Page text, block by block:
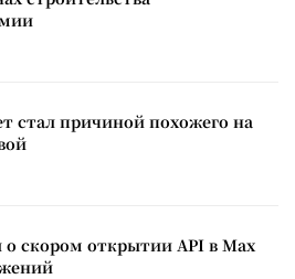
стал причиной похожего на
скором открытии API в Max